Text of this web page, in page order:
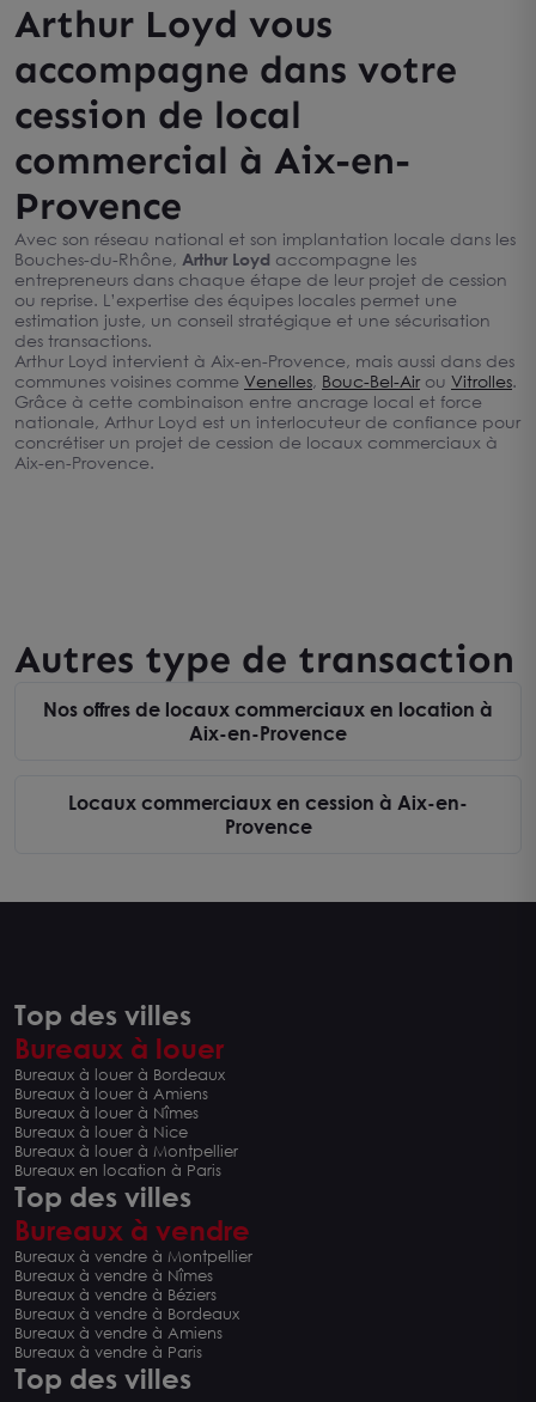
Arthur Loyd vous
accompagne dans votre
cession de local
commercial à Aix-en-
Provence
Avec son réseau national et son implantation locale dans les
Bouches-du-Rhône, Arthur Loyd accompagne les
entrepreneurs dans chaque étape de leur projet de cession
ou reprise. L’expertise des équipes locales permet une
estimation juste, un conseil stratégique et une sécurisation
des transactions.
Arthur Loyd intervient à Aix-en-Provence, mais aussi dans des
communes voisines comme Venelles, Bouc-Bel-Airou Vitrolles.
Grâce à cette combinaison entre ancrage local et force
nationale, Arthur Loyd est un interlocuteur de confiance pour
concrétiser un projet de cession de locaux commerciaux à
Aix-en-Provence.
Autres type de transaction
Nos offres de locaux commerciaux en location à
Aix-en-Provence
Locaux commerciaux en cession à Aix-en-
Provence
Top des villes
Bureaux à louer
Bureaux à louer à Bordeaux
Bureaux à louer à Amiens
Bureaux à louer à Nîmes
Bureaux à louer à Nice
Bureaux à louer à Montpellier
Bureaux en location à Paris
Top des villes
Bureaux à vendre
Bureaux à vendre à Montpellier
Bureaux à vendre à Nîmes
Bureaux à vendre à Béziers
Bureaux à vendre à Bordeaux
Bureaux à vendre à Amiens
Bureaux à vendre à Paris
Top des villes